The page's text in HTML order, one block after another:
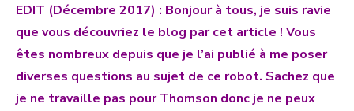
EDIT (Décembre 2017) : Bonjour à tous, je suis ravie
que vous découvriez le blog par cet article ! Vous
êtes nombreux depuis que je l’ai publié à me poser
diverses questions au sujet de ce robot. Sachez que
je ne travaille pas pour Thomson donc je ne peux